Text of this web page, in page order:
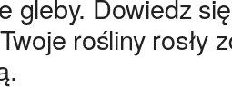
rośliny rosły